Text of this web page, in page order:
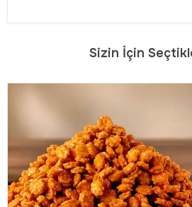
Sizin İçin